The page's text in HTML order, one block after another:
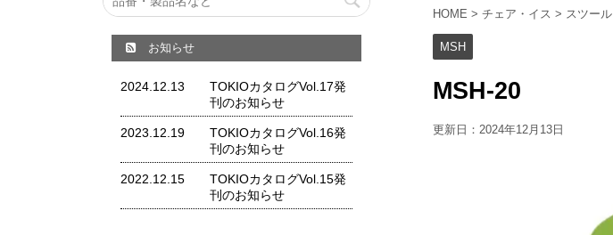
HOME > チェア・イス > スツール
MSH
MSH-20
更新日： 2024年12月13日
お知らせ
2024.12.13
TOKIOカタログVol.17発
刊のお知らせ
2023.12.19
TOKIOカタログVol.16発
刊のお知らせ
2022.12.15
TOKIOカタログVol.15発
刊のお知らせ